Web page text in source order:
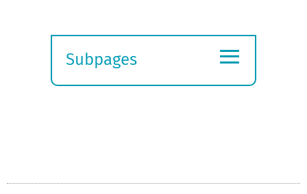
Subpages
≡